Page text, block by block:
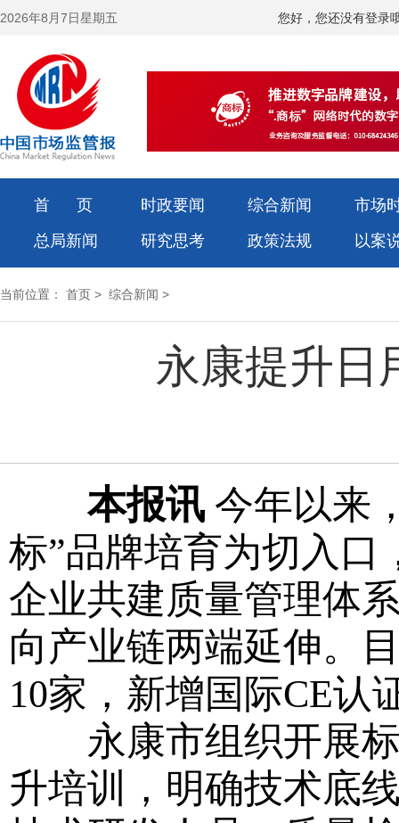
2026年8月7日星期五 您好，您还没有登录
首 页 时政要闻 综合新闻
市场
总局新闻
研究思考 政策法规 以案
当前位置： 首页 > 综合新闻 >
永康提升日
本报讯 今年以来
标”品牌培育为切入口
企业共建质量管理体
向产业链两端延伸。
10家，新增国际CE认
永康市组织开展标
升培训，明确技术底